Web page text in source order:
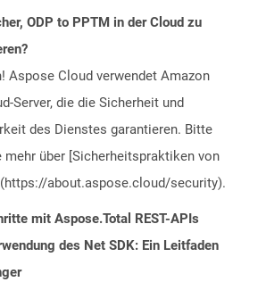
ODP to PPTM in der Cloud zu
Aspose Cloud verwendet Amazon
Server, die die Sicherheit und
des Dienstes garantieren. Bitte
mehr über [Sicherheitspraktiken von
about.aspose.cloud/security).
mit Aspose.Total REST-APIs
des Net SDK: Ein Leitfaden